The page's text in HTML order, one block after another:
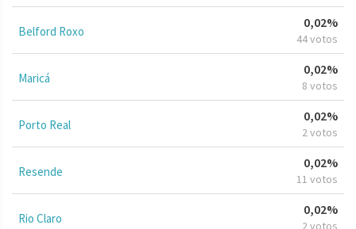
Belford Roxo
0,02%
44 votos
Maricá
0,02%
8 votos
Porto Real
0,02%
2 votos
Resende
0,02%
11 votos
Rio Claro
0,02%
2 votos